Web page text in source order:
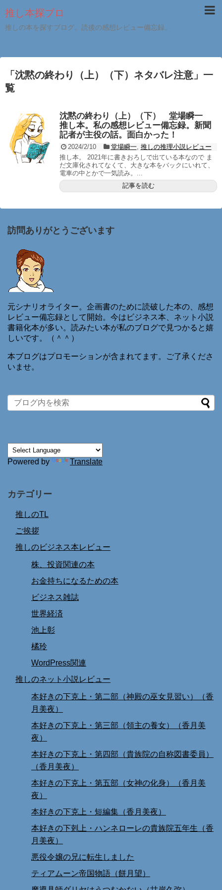
推し本探ブロ
推しの本を探すブログ。読後の感想レビュー備忘録。
「 沈黙の終わり（上）（下）ネタバレ注意 」 一
覧
沈黙の終わり（上）（下） 堂場瞬一
推し本。私の感想レビュー備忘録。新聞
記者が主役の話。面白かった！
2024/2/10 堂場瞬一, 推しの推理小説レビュー
推し本。 2021年に書きおろしで出ている本なので ま
だ文庫化されてなくて、大きな本をバックにいれて、
電車の中とかで一気読み。...
記事を読む
訪問ありがとうございます
元シナリオライター。企画書のために読破した本の、感想
レビュー備忘録として開始。今はビジネス本、ネット小説
書籍化本が多い。読みたい本が私のブログで見つかると嬉
しいです。（＾＾）
本ブログはプロモーションが含まれてます。ご了承くださ
いませ。
Powered by Translate
カテゴリー
推しのTL
ご挨拶
推しのビジネス本レビュー
株、投資関連の本
お金持ちになるための本
ビジネス雑誌
世界経済
池上彰
橘玲
WordPress関連
推しのネット小説レビュー
本好きの下克上・第二部（神殿の巫女見習い）（香
月美夜）
本好きの下克上・第三部（領主の養女）（香月美
夜）
本好きの下克上・第四部（貴族院の自称図書委員）
（香月美夜）
本好きの下克上・第五部（女神の化身）（香月美
夜）
本好きの下克上・短編集（香月美夜）
本好きの下剋上・ハンネローレの貴族院五年生（香
月美夜）
悪役令嬢の兄に転生しました
ティアムーン帝国物語（餅月望）